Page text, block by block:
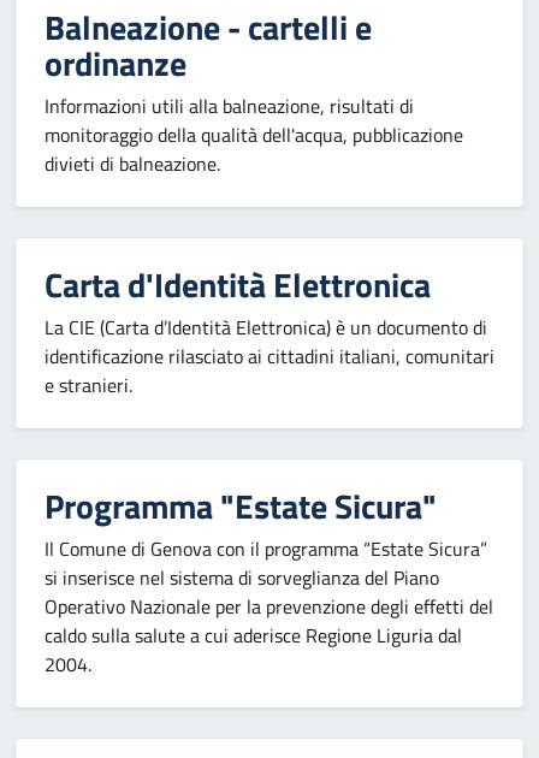
Balneazione - cartelli e
ordinanze
Informazioni utili alla balneazione, risultati di
monitoraggio della qualità dell'acqua, pubblicazione
divieti di balneazione.
Carta d'Identità Elettronica
La CIE (Carta d’Identità Elettronica) è un documento di
identificazione rilasciato ai cittadini italiani, comunitari
e stranieri.
Programma "Estate Sicura"
Il Comune di Genova con il programma “Estate Sicura”
si inserisce nel sistema di sorveglianza del Piano
Operativo Nazionale per la prevenzione degli effetti del
caldo sulla salute a cui aderisce Regione Liguria dal
2004.